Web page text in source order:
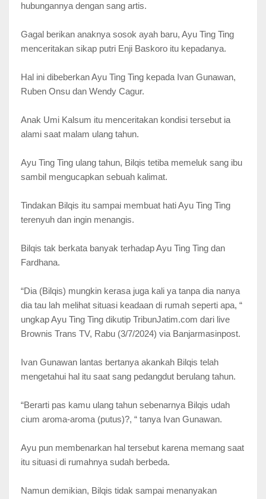
hubungannya dengan sang artis.
Gagal berikan anaknya sosok ayah baru, Ayu Ting Ting
menceritakan sikap putri Enji Baskoro itu kepadanya.
Hal ini dibeberkan Ayu Ting Ting kepada Ivan Gunawan,
Ruben Onsu dan Wendy Cagur.
Anak Umi Kalsum itu menceritakan kondisi tersebut ia
alami saat malam ulang tahun.
Ayu Ting Ting ulang tahun, Bilqis tetiba memeluk sang ibu
sambil mengucapkan sebuah kalimat.
Tindakan Bilqis itu sampai membuat hati Ayu Ting Ting
terenyuh dan ingin menangis.
Bilqis tak berkata banyak terhadap Ayu Ting Ting dan
Fardhana.
“Dia (Bilqis) mungkin kerasa juga kali ya tanpa dia nanya
dia tau lah melihat situasi keadaan di rumah seperti apa, “
ungkap Ayu Ting Ting dikutip TribunJatim.com dari live
Brownis Trans TV, Rabu (3/7/2024) via Banjarmasinpost.
Ivan Gunawan lantas bertanya akankah Bilqis telah
mengetahui hal itu saat sang pedangdut berulang tahun.
“Berarti pas kamu ulang tahun sebenarnya Bilqis udah
cium aroma-aroma (putus)?, “ tanya Ivan Gunawan.
Ayu pun membenarkan hal tersebut karena memang saat
itu situasi di rumahnya sudah berbeda.
Namun demikian, Bilqis tidak sampai menanyakan